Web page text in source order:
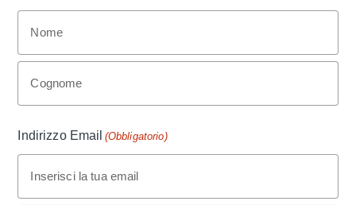
Nome
Cognome
Indirizzo Email (Obbligatorio)
Inserisci la tua email